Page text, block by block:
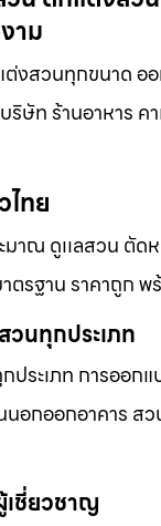
าม
งสวนทุกขนาด
บริษัท ร้านอาหา
ทย
าณ ดูเเลสวน ตั
รฐาน ราคาถูก
นทุกประเภท
ระเภท การออก
อกออกอาคาร ส
เชี่ยวชาญ